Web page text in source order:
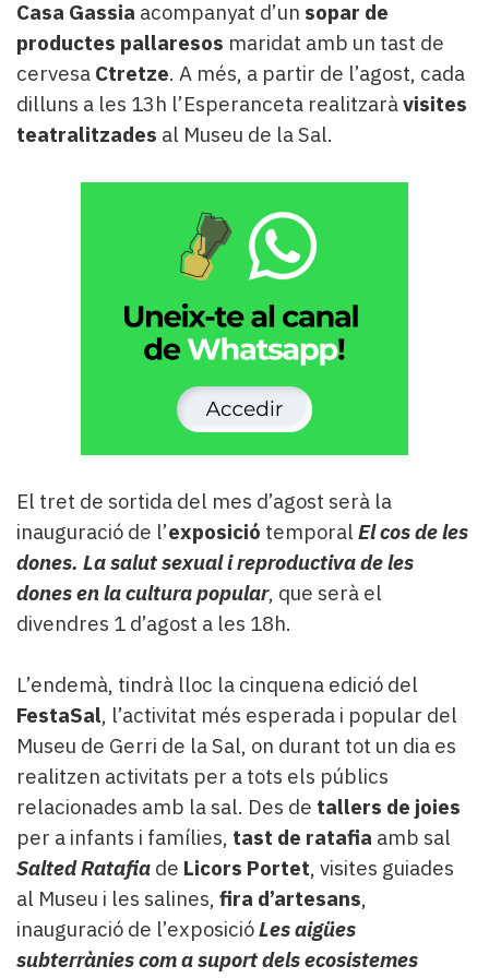
Casa Gassia acompanyat d’un sopar de
productes pallaresos maridat amb un tast de
cervesa Ctretze. A més, a partir de l’agost, cada
dilluns a les 13h l’Esperanceta realitzaràvisites
teatralitzades al Museu de la Sal.
El tret de sortida del mes d’agost serà la
inauguració de l’exposició temporal El cos de les
dones. La salut sexual i reproductiva de les
dones en la cultura popular, que serà el
divendres 1 d’agost a les 18h.
L’endemà, tindrà lloc la cinquena edició del
FestaSal, l’activitat més esperada i popular del
Museu de Gerri de la Sal, on durant tot un dia es
realitzen activitats per a tots els públics
relacionades amb la sal. Des de tallers de joies
per a infants i famílies, tast de ratafia amb sal
Salted Ratafia de Licors Portet, visites guiades
al Museu i les salines, fira d’artesans,
inauguració de l’exposicióLes aigües
subterrànies com a suport dels ecosistemes